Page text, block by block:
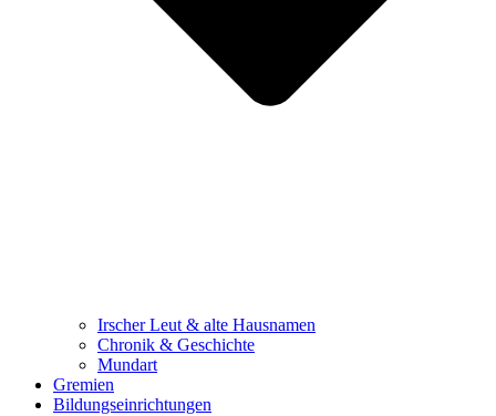
Irscher Leut & alte Hausnamen
Chronik & Geschichte
Mundart
Gremien
Bildungseinrichtungen